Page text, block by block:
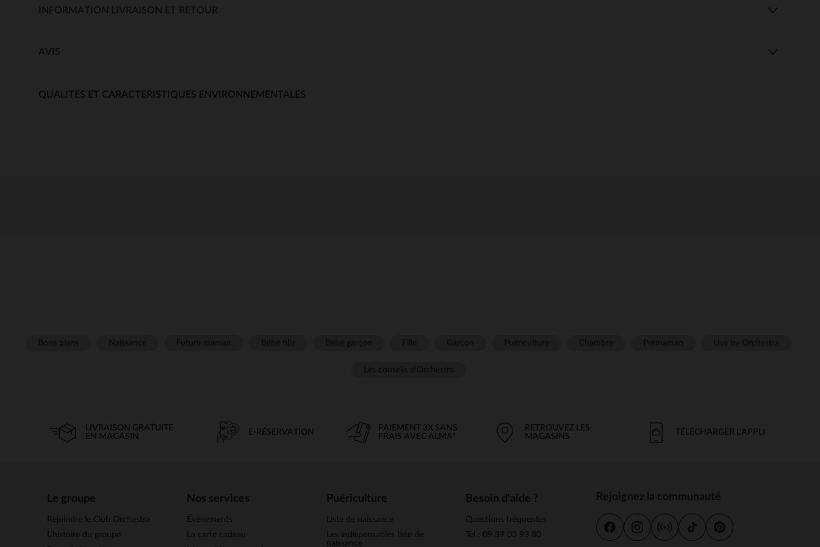
INFORMATION LIVRAISON ET RETOUR
AVIS
QUALITES ET CARACTERISTIQUES ENVIRONNEMENTALES
LIVRAISON GRATUITE
EN MAGASIN
E-RÉSERVATION
PAIEMENT 3X SANS
FRAIS AVEC ALMA*
RETROUVEZ LES
MAGASINS
TÉLÉCHARGER L'APPLI
Le groupe
Rejoindre le Club Orchestra
L’histoire du groupe
Nos services
Évènements
La carte cadeau
Puériculture
Liste de naissance
Les indispensables liste de
naissance
Besoin d'aide ?
Questions fréquentes
Tel : 09 39 03 93 80
Rejoignez la communauté